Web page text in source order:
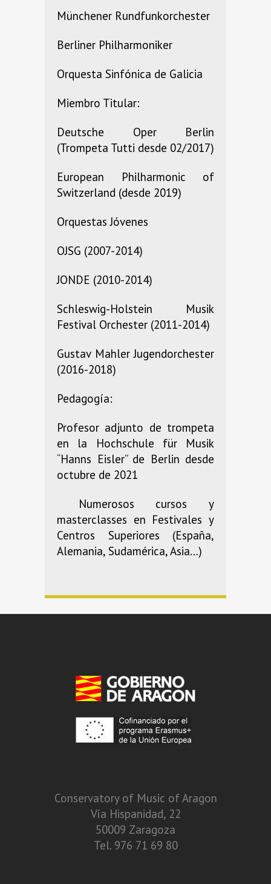
Münchener Rundfunkorchester
Berliner Philharmoniker
Orquesta Sinfónica de Galicia
Miembro Titular:
Deutsche Oper Berlin
(Trompeta Tutti desde 02/2017)
European Philharmonic of
Switzerland (desde 2019)
Orquestas Jóvenes
OJSG (2007-2014)
JONDE (2010-2014)
Schleswig-Holstein Musik
Festival Orchester (2011-2014)
Gustav Mahler Jugendorchester
(2016-2018)
Pedagogía:
Profesor adjunto de trompeta
en la Hochschule für Musik
“Hanns Eisler” de Berlin desde
octubre de 2021
Numerosos cursos y
masterclasses en Festivales y
Centros Superiores (España,
Alemania, Sudamérica, Asia…)
Conservatory of Music of Aragon
Vía Hispanidad, 22
50009 Zaragoza
Tel. 976 71 69 80